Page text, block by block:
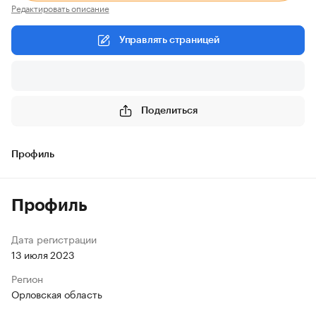
Редактировать описание
Управлять страницей
Поделиться
Профиль
Профиль
Дата регистрации
13 июля 2023
Регион
Орловская область